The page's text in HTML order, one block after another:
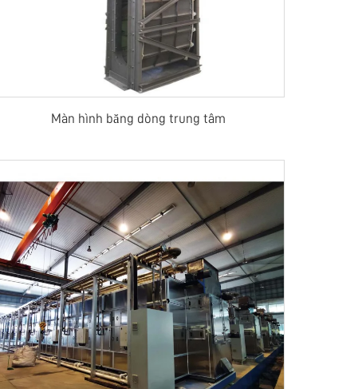
Màn hình băng dòng trung tâm